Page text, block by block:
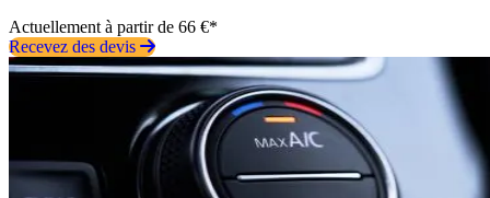
Actuellement à partir de 66 €*
Recevez des devis